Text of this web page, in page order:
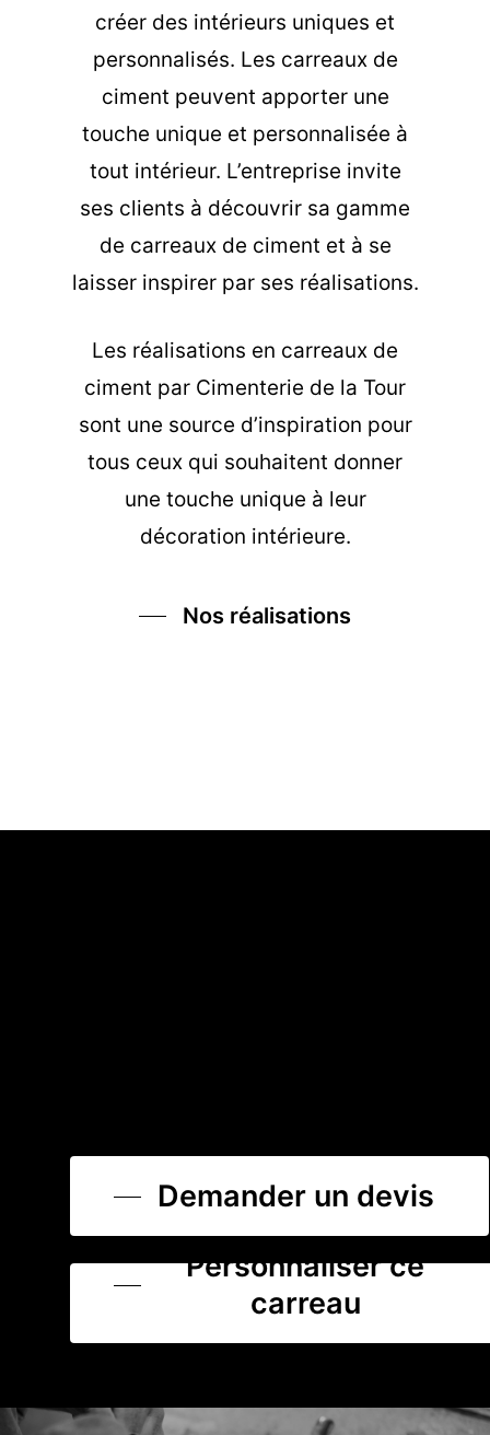
créer des intérieurs uniques et
personnalisés. Les carreaux de
ciment peuvent apporter une
touche unique et personnalisée à
tout intérieur. L’entreprise invite
ses clients à découvrir sa gamme
de carreaux de ciment et à se
laisser inspirer par ses réalisations.
Les réalisations en carreaux de
ciment par Cimenterie de la Tour
sont une source d’inspiration pour
tous ceux qui souhaitent donner
une touche unique à leur
décoration intérieure.
Nos réalisations
Demander un devis
Personnaliser ce
carreau